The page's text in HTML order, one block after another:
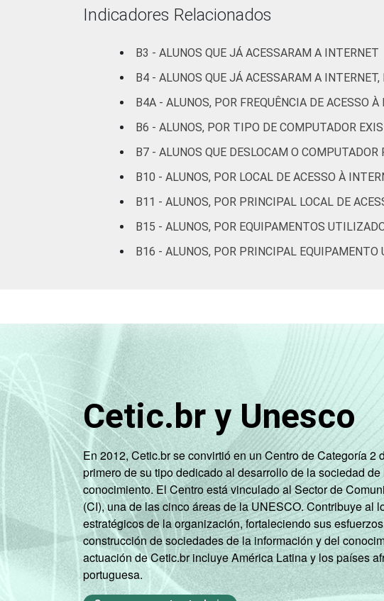
Indicadores Relacionados
B3 - ALUNOS QUE JÁ ACESSARAM A INTERNET
B4 - ALUNOS QUE JÁ ACESSARAM A
B4A - ALUNOS, POR FREQUÊNCIA DE ACESSO
B6 - ALUNOS, POR TIPO DE COMPUTADOR
B7 - ALUNOS QUE DESLOCAM O COMPUTADOR
B10 - ALUNOS, POR LOCAL DE ACESSO À
B11 - ALUNOS, POR PRINCIPAL LOCAL DE
B15 - ALUNOS, POR EQUIPAMENTOS
B16 - ALUNOS, POR PRINCIPAL
Cetic.br y Unesco
En 2012, Cetic.br se convirtió en un Centro de Categoría 2
primero de su tipo dedicado al desarrollo de la sociedad
conocimiento. El Centro está vinculado al Sector de
(CI), una de las cinco áreas de la UNESCO. Contribuye al
estratégicos de la organización, fortaleciendo sus
construcción de sociedades de la información y del
actuación de Cetic.br incluye América Latina y los países
portuguesa.